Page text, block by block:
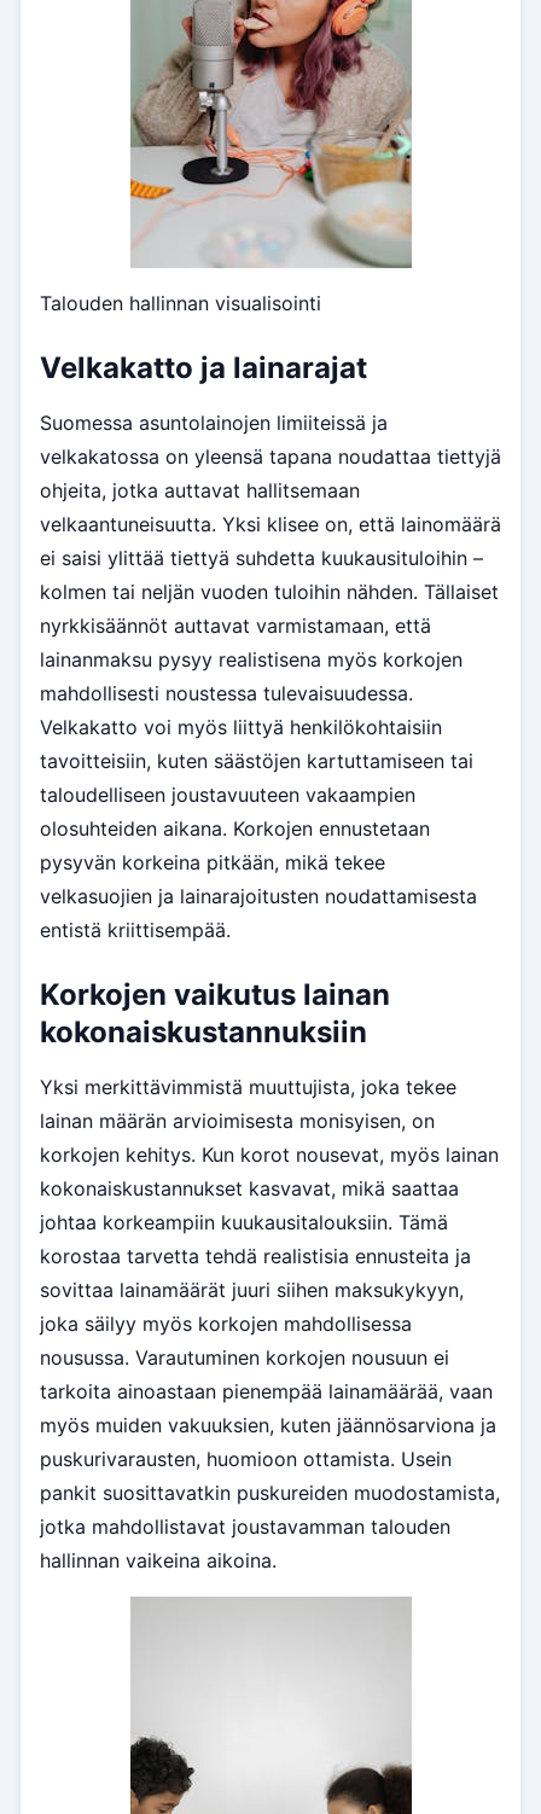
Talouden hallinnan visualisointi
Velkakatto ja lainarajat
Suomessa asuntolainojen limiiteissä ja
velkakatossa on yleensä tapana noudattaa tiettyjä
ohjeita, jotka auttavat hallitsemaan
velkaantuneisuutta. Yksi klisee on, että lainomäärä
ei saisi ylittää tiettyä suhdetta kuukausituloihin –
kolmen tai neljän vuoden tuloihin nähden. Tällaiset
nyrkkisäännöt auttavat varmistamaan, että
lainanmaksu pysyy realistisena myös korkojen
mahdollisesti noustessa tulevaisuudessa.
Velkakatto voi myös liittyä henkilökohtaisiin
tavoitteisiin, kuten säästöjen kartuttamiseen tai
taloudelliseen joustavuuteen vakaampien
olosuhteiden aikana. Korkojen ennustetaan
pysyvän korkeina pitkään, mikä tekee
velkasuojien ja lainarajoitusten noudattamisesta
entistä kriittisempää.
Korkojen vaikutus lainan
kokonaiskustannuksiin
Yksi merkittävimmistä muuttujista, joka tekee
lainan määrän arvioimisesta monisyisen, on
korkojen kehitys. Kun korot nousevat, myös lainan
kokonaiskustannukset kasvavat, mikä saattaa
johtaa korkeampiin kuukausitalouksiin. Tämä
korostaa tarvetta tehdä realistisia ennusteita ja
sovittaa lainamäärät juuri siihen maksukykyyn,
joka säilyy myös korkojen mahdollisessa
nousussa. Varautuminen korkojen nousuun ei
tarkoita ainoastaan pienempää lainamäärää, vaan
myös muiden vakuuksien, kuten jäännösarviona ja
puskurivarausten, huomioon ottamista. Usein
pankit suosittavatkin puskureiden muodostamista,
jotka mahdollistavat joustavamman talouden
hallinnan vaikeina aikoina.